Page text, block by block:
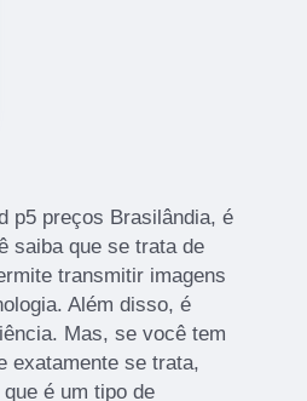
p5 preços Brasilândia, é
saiba que se trata de
transmitir imagens
Além disso, é
Mas, se você tem
exatamente se trata,
é um tipo de